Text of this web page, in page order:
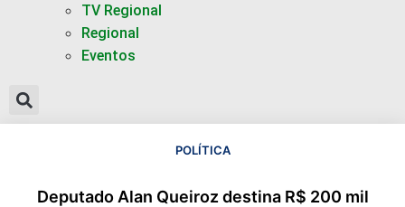
TV Regional
Regional
Eventos
POLÍTICA
Deputado Alan Queiroz destina R$ 200 mil